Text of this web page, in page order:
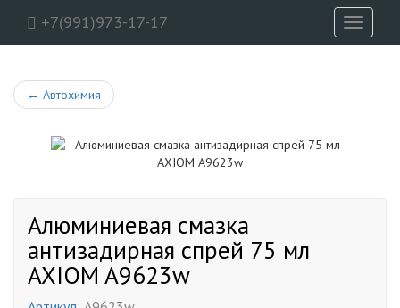
+7(991)973-17-17
Toggle
← Автохимия
Алюминиевая смазка
антизадирная спрей 75 мл
AXIOM A9623w